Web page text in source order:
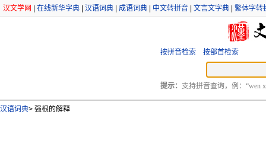
汉文学网 在线新华字典 汉语词典 成语词典 中文转拼音 文言文字典 繁体字转
按拼音检索 按部首检索
提示： 支持拼音查询，例：“wen
汉语词典> 强根的解释